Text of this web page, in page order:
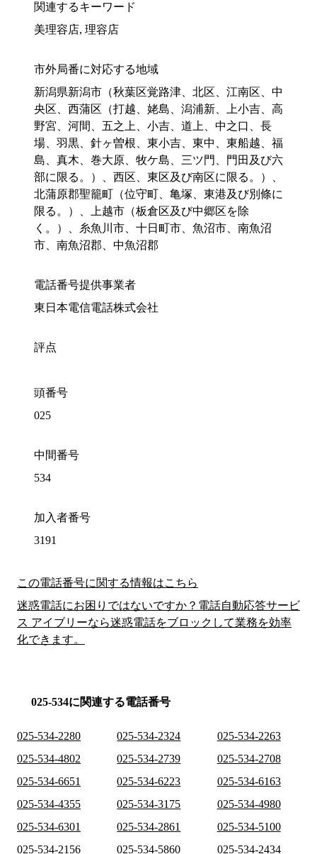
関連するキーワード
美理容店, 理容店
市外局番に対応する地域
新潟県新潟市（秋葉区覚路津、北区、江南区、中
央区、西蒲区（打越、姥島、潟浦新、上小吉、高
野宮、河間、五之上、小吉、道上、中之口、長
場、羽黒、針ヶ曽根、東小吉、東中、東船越、福
島、真木、巻大原、牧ケ島、三ツ門、門田及び六
部に限る。）、西区、東区及び南区に限る。）、
北蒲原郡聖籠町（位守町、亀塚、東港及び別條に
限る。）、上越市（板倉区及び中郷区を除
く。）、糸魚川市、十日町市、魚沼市、南魚沼
市、南魚沼郡、中魚沼郡
電話番号提供事業者
東日本電信電話株式会社
評点
頭番号
025
中間番号
534
加入者番号
3191
この電話番号に関する情報はこちら
迷惑電話にお困りではないですか？電話自動応答サービ
ス アイブリーなら迷惑電話をブロックして業務を効率
化できます。
025-534に関連する電話番号
025-534-2280 025-534-2324
025-534-2263
025-534-4802
025-534-2739
025-534-2708
025-534-6651
025-534-6223
025-534-6163
025-534-4355
025-534-3175
025-534-4980
025-534-6301
025-534-2861
025-534-5100
025-534-2156
025-534-5860 025-534-2434